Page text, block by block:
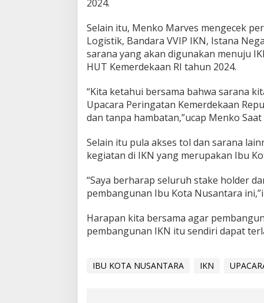
2024.
Selain itu, Menko Marves mengecek
Logistik, Bandara VVIP IKN, Istana
sarana yang akan digunakan menuju
HUT Kemerdekaan RI tahun 2024.
“Kita ketahui bersama bahwa sarana
Upacara Peringatan Kemerdekaan
dan tanpa hambatan,”ucap Menko
Selain itu pula akses tol dan sarana
kegiatan di IKN yang merupakan Ibu
“Saya berharap seluruh stake holder
pembangunan Ibu Kota Nusantara
Harapan kita bersama agar
pembangunan IKN itu sendiri dapat
IBU KOTA NUSANTARA IKN